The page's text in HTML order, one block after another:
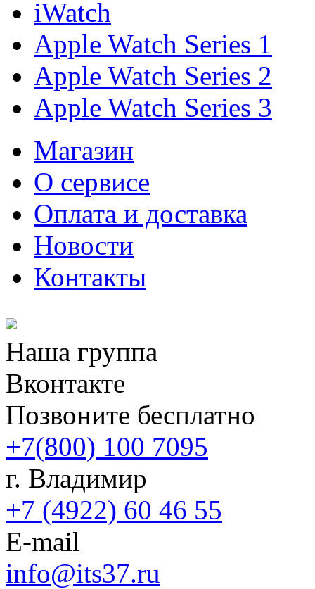
iWatch
Apple Watch Series 1
Apple Watch Series 2
Apple Watch Series 3
Магазин
О cервисе
Оплата и доставка
Новости
Контакты
Наша группа
Вконтакте
Позвоните бесплатно
+7(800) 100 7095
г. Владимир
+7 (4922) 60 46 55
E-mail
info@its37.ru